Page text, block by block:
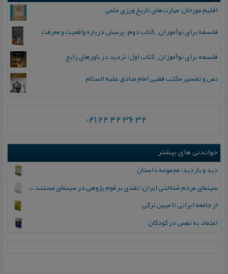
اقلیم مورخان؛ مهارت‌های تاریخ ورزی علمی
فلسفه برای نوآموزان_ کتاب دوم: پرسش درباره واقعیت و معرفت
فلسفه برای نوآموزان_ کتاب اول: تردید در باورهای رایج
نص و تفسیر مکتب فقهی امام صادق علیه السلام
021 22 42 36 32
خواندنی های بیشتر
دید و بازدید: مجموعه‌ داستان
س‍ی‍ن‍م‍ای‌ م‍ردم‌ ش‍ن‍اخ‍ت‍ی‌ ای‍ران‌: ن‍ق‍دی‌ ب‍ر ق‍وم‌ پ‍ژوه‍ی‌ در س‍ی‍ن‍م‍ای‌ م‍س‍ت‍ن‍د ای‍ران‌
از جامعه ایرانی تا میهن ترکی
اعتماد به نفس در کودکان